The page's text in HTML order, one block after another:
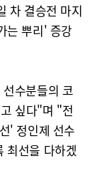
차 결승전 마지
는 뿌리' 증강
수분들의 코
싶다"며 "전
' 정인제 선수
최선을 다하겠